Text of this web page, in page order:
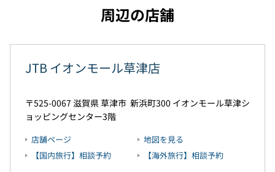
周辺の店舗
JTB イオンモール草津店
525-0067 滋賀県草津市 新浜町300 イオンモール草津シ
ョッピングセンター3階
店舗ページ
【国内旅行】相談予約
地図を見る
【海外旅行】相談予約